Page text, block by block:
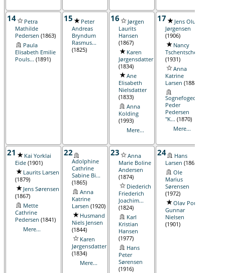
14
Petra
Mathilde
Pedersen (1863)
Paula
Elisabeth Emilie
Pouls... (1891)
15
Peter
Andreas
Bryndum
Rasmus...
(1825)
16
Jørgen
Laurits
Hansen
(1867)
Karen
Jørgensdatter
(1834)
Ane
Elisabeth
Nielsdatter
(1833)
Anna
Kolding
(1993)
Mere...
17
Jens Oluf
Jørgensen
(1906)
Nancy
Tschentscher
(1931)
Anna
Katrine
Larsen (1888)
Sognefoged
Peder
Pedersen
"K... (1870)
Mere...
21
Kai Yorklai
Eide (1901)
Laurits Larsen
(1879)
Jens Sørensen
(1867)
Mette
Cathrine
Pedersen (1841)
Mere...
22
Adolphine
Cathrine
Sabine Bi...
(1865)
Anna
Katrine
Larsen (1920)
Husmand
Niels Jensen
(1844)
Karen
Jørgensdatter
(1834)
Mere...
23
Anna
Marie Boline
Andersen
(1874)
Diederich
Friederich
Joachim...
(1824)
Karl
Kristian
Hansen
(1977)
Hans
Peter
Sørensen
(1916)
24
Hans
Larsen (1865)
Ole
Marius
Sørensen
(1972)
Olav Poul
Gunnar
Nielsen
(1901)